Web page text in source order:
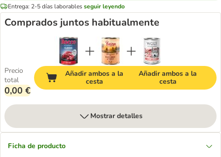
Entrega: 2-5 días laborablesseguir leyendo
Comprados juntos habitualmente
Precio
total
0,00 €
Añadir ambos a la
cesta
Añadir ambos a la
cesta
Mostrar detalles
Ficha de producto